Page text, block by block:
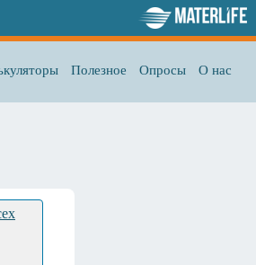
Полезное Опросы О нас